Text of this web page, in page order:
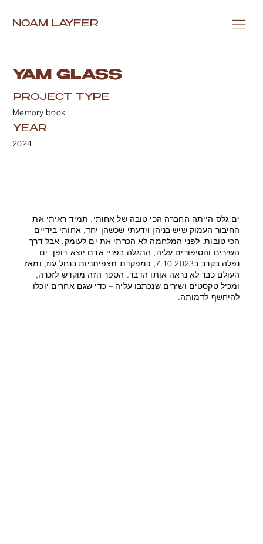
NOAM LAYFER
ים גלס הייתה החברה הכי טובה של אחותי. תמיד ראיתי את
החיבור העמוק שיש בניהן וידעתי שכשהן יחד, אחותי בידיים
הכי טובות. לפני המלחמה לא הכרתי את ים לעומק, אבל דרך
השירים והסיפורים עליה, התגלה בפניי אדם יוצא דופן. ים
נפלה בקרב ב7.10.2023, כמפקדת תצפיתניות בנחל עוז, ומאז
העולם כבר לא נראה אותו הדבר. הספר הזה מוקדש לזכרה,
ומכיל טקסטים ושירים שנכתבו עליה – כדי שגם אחרים יוכלו
להיחשף לדמותה.
YAM GLASS
PROJECT TYPE
Memory book
YEAR
2024